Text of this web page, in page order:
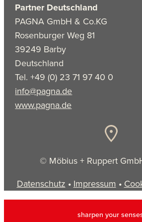
Partner Deutschland
PAGNA GmbH & Co.KG
Rosenburger Weg 81
39249 Barby
Deutschland
Tel. +49 (0) 23 71 97 40 0
info@pagna.de
www.pagna.de
© Möbius + Ruppert
Datenschutz • Impressum •
sharpen your